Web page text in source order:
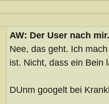
AW: Der User nach
Nee, das geht. Ich
ist. Nicht, dass ein Bein
DUnm googelt bei